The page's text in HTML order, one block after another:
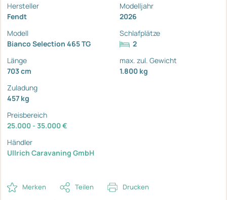
Hersteller
Fendt
Modelljahr
2026
Modell
Bianco Selection 465 TG
Schlafplätze
2
Länge
703 cm
max. zul. Gewicht
1.800 kg
Zuladung
457 kg
Preisbereich
25.000 - 35.000 €
Händler
Ullrich Caravaning GmbH
Merken Teilen Drucken